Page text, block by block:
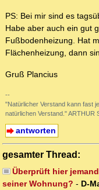
PS: Bei mir sind es
Habe aber auch ein gut
Fußbodenheizung. Hat
Flächenheizung, dann
Gruß Plancius
--
"Natürlicher Verstand kann fast
natürlichen Verstand." ARTHUR
antworten
gesamter Thread:
Überprüft hier
seiner Wohnung? - D-